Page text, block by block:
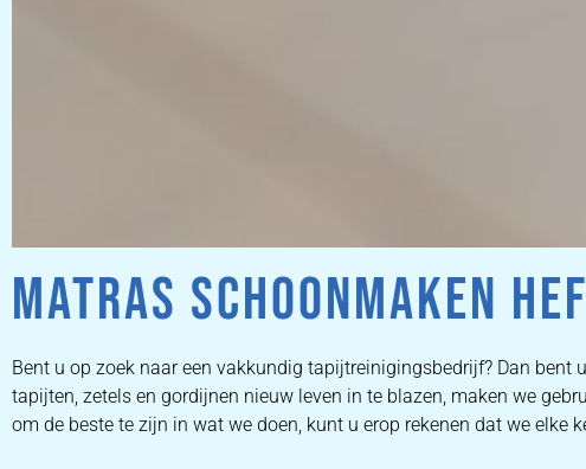
ZETEL
REINIGEN
MATRAS SCHOONMAKEN
Bent u op zoek naar een vakkundig tapijtreinigingsbedrijf? Dan bent
tapijten, zetels en gordijnen nieuw leven in te blazen, maken we
om de beste te zijn in wat we doen, kunt u erop rekenen dat we elke